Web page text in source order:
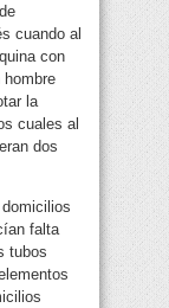
cuando al
con
la
cuales al
dos
falta
tubos